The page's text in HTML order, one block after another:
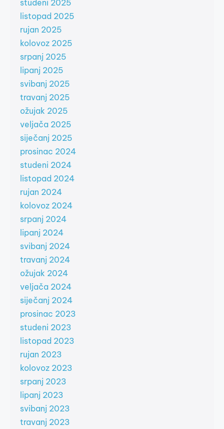
studeni 2025
listopad 2025
rujan 2025
kolovoz 2025
srpanj 2025
lipanj 2025
svibanj 2025
travanj 2025
ožujak 2025
veljača 2025
siječanj 2025
prosinac 2024
studeni 2024
listopad 2024
rujan 2024
kolovoz 2024
srpanj 2024
lipanj 2024
svibanj 2024
travanj 2024
ožujak 2024
veljača 2024
siječanj 2024
prosinac 2023
studeni 2023
listopad 2023
rujan 2023
kolovoz 2023
srpanj 2023
lipanj 2023
svibanj 2023
travanj 2023